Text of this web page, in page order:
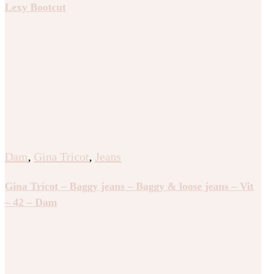
Lexy Bootcut
Dam, Gina Tricot, Jeans
Gina Tricot – Baggy jeans – Baggy & loose jeans – Vit
– 42 – Dam